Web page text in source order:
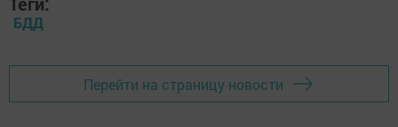
БДД
Перейти на страницу новости